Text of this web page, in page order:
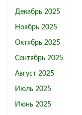
Декабрь 2025
Ноябрь 2025
Октябрь 2025
Сентябрь 2025
Август 2025
Июль 2025
Июнь 2025